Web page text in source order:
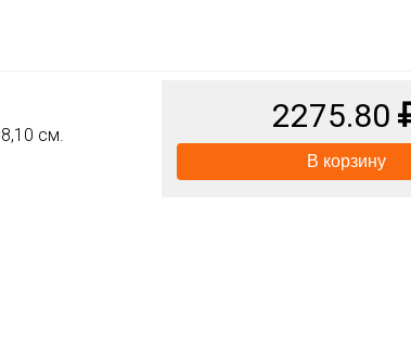
см.
2275.80
В корзину